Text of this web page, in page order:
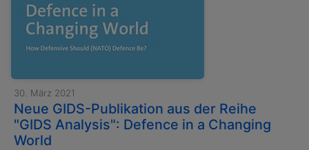
30. März 2021
Neue GIDS-Publikation aus der Reihe
"GIDS Analysis": Defence in a Changing
World